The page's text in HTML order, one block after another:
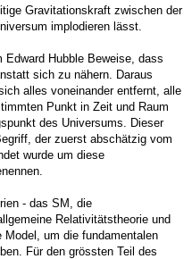
Gravitationskraft zwischen der
implodieren lässt.
Edward Hubble Beweise, dass
sich zu nähern. Daraus
alles voneinander entfernt, alle
Punkt in Zeit und Raum
des Universums. Dieser
der zuerst abschätzig vom
wurde um diese
- das SM, die
Relativitätstheorie und
um die fundamentalen
Für den grössten Teil des